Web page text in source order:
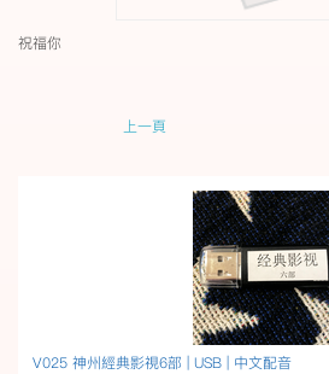
祝福你
上一頁
V025 神州經典影視6部 | USB | 中文配音